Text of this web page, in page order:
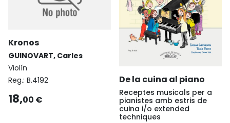
Kronos
GUINOVART, Carles
Violín
Reg.: B.4192
18,00 €
De la cuina al piano
Receptes musicals per a
pianistes amb estris de
cuina i/o extended
techniques